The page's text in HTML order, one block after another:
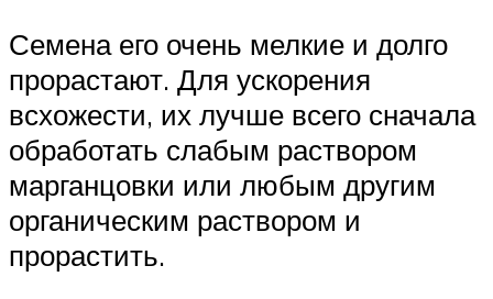
Семена его очень мелкие и долго
прорастают. Для ускорения
всхожести, их лучше всего сначала
обработать слабым раствором
марганцовки или любым другим
органическим раствором и
прорастить.